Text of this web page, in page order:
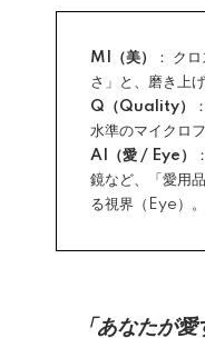
MI（美）
： ク
さ」と、磨き上
Q（Quality）
水準のマイクロ
AI（愛 / Eye）
鏡など、「愛用
る視界（Eye）。
「あなたが